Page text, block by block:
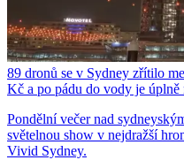
89 dronů se v Sydney zřítilo
Kč a po pádu do vody je úplně
Pondělní večer nad
světelnou show v nejdražší
Vivid Sydney.